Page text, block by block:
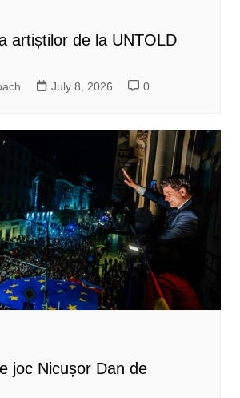
artiștilor de la UNTOLD
July 8, 2026 0
joc Nicușor Dan de